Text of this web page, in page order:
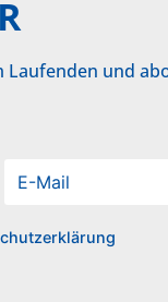
Laufenden und